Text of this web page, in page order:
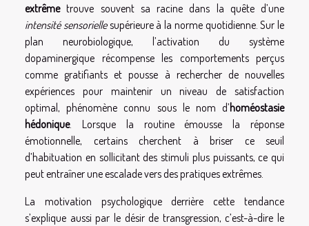
extrêmetrouve souvent sa racine dans la quête d’une
intensité sensoriellesupérieure à la norme quotidienne. Sur le
plan neurobiologique, l’activation du système
dopaminergique récompense les comportements perçus
comme gratifiants et pousse à rechercher de nouvelles
expériences pour maintenir un niveau de satisfaction
optimal, phénomène connu sous le nom d’homéostasie
hédonique. Lorsque la routine émousse la réponse
émotionnelle, certains cherchent à briser ce seuil
d’habituation en sollicitant des stimuli plus puissants, ce qui
peut entraîner une escalade vers des pratiques extrêmes.
La motivation psychologique derrière cette tendance
s’explique aussi par le désir de transgression, c’est-à-dire le